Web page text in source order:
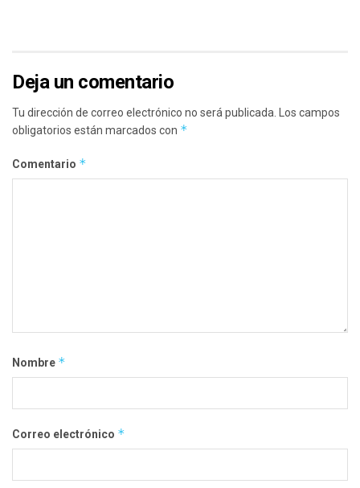
Deja un comentario
Tu dirección de correo electrónico no será publicada. Los campos
obligatorios están marcados con *
Comentario *
Nombre *
Correo electrónico *